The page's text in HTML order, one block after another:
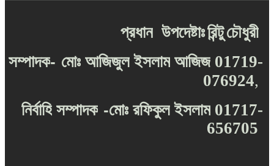
প্রধান উপদেষ্টাঃরিন্টুচৌধুরী
সম্পাদক- মোঃ আজিজুল ইসলাম আজিজ 01719-
076924,
নির্বাহি সম্পাদক -মোঃ রফিকুল ইসলাম 01717-
656705